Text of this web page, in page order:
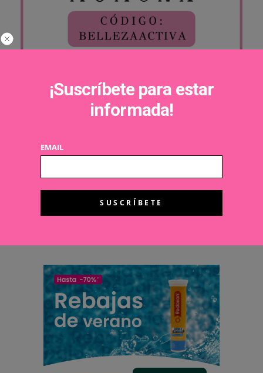
¡Suscríbete para estar
informada!
EMAIL